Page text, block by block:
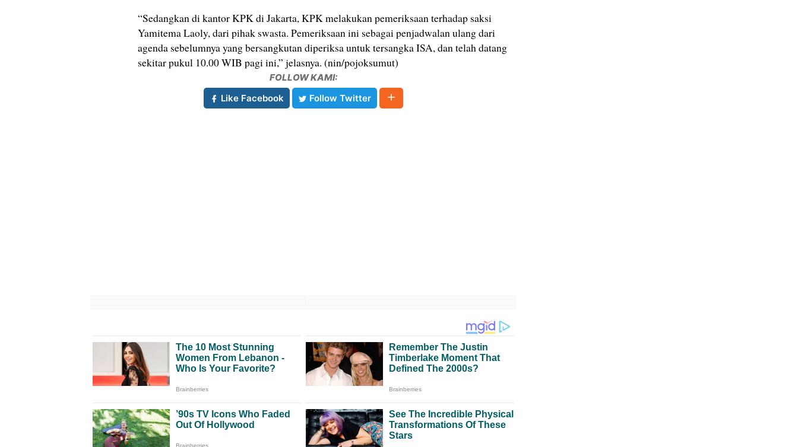
“Sedangkan di kantor KPK di Jakarta, KPK melakukan pemeriksaan terhadap saksi
Yamitema Laoly, dari pihak swasta. Pemeriksaan ini sebagai penjadwalan ulang dari
agenda sebelumnya yang bersangkutan diperiksa untuk tersangka ISA, dan telah datang
sekitar pukul 10.00 WIB pagi ini,” jelasnya. (nin/pojoksumut)
FOLLOW KAMI:
Like Facebook
Follow Twitter